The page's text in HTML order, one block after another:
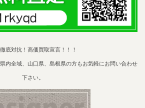
底対抗！高価買取宣言！！！
内全域、山口県、島根県の方もお気軽にお問い合わせ
下さい。